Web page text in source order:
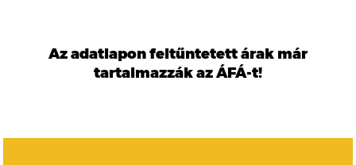
Az adatlapon feltűntetett árak már
tartalmazzák az ÁFÁ-t!